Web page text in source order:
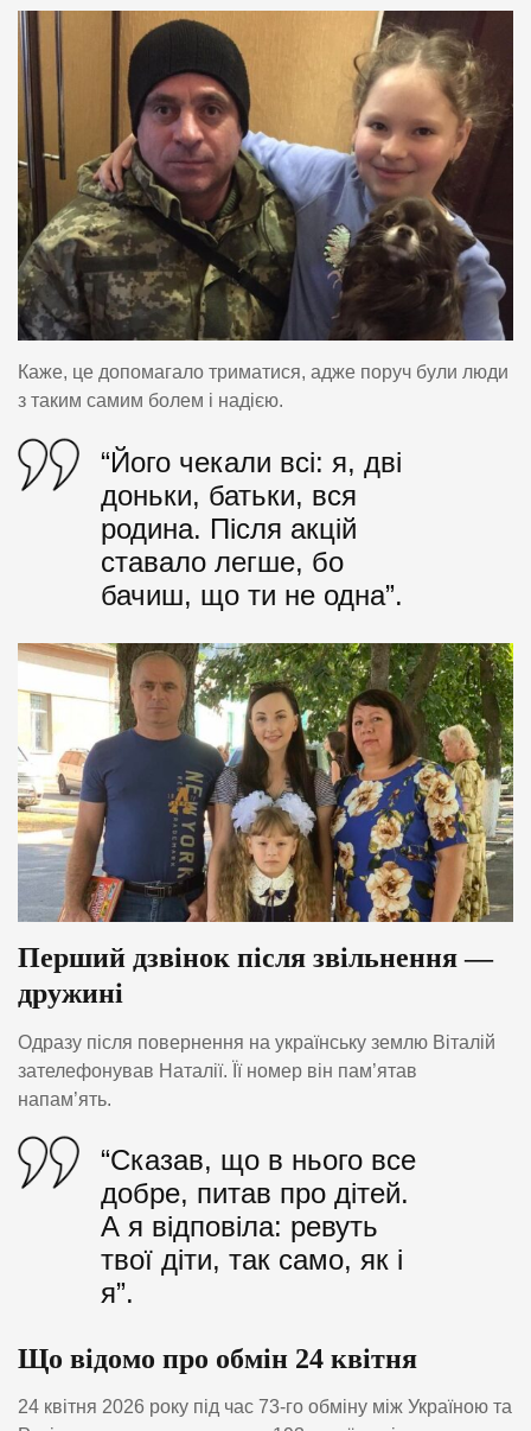
Каже, це допомагало триматися, адже поруч були люди
з таким самим болем і надією.
“Його чекали всі: я, дві
доньки, батьки, вся
родина. Після акцій
ставало легше, бо
бачиш, що ти не одна”.
Перший дзвінок після звільнення —
дружині
Одразу після повернення на українську землю Віталій
зателефонував Наталії. Її номер він пам’ятав
напам’ять.
“Сказав, що в нього все
добре, питав про дітей.
А я відповіла: ревуть
твої діти, так само, як і
я”.
Що відомо про обмін 24 квітня
24 квітня 2026 року під час 73-го обміну між Україною та